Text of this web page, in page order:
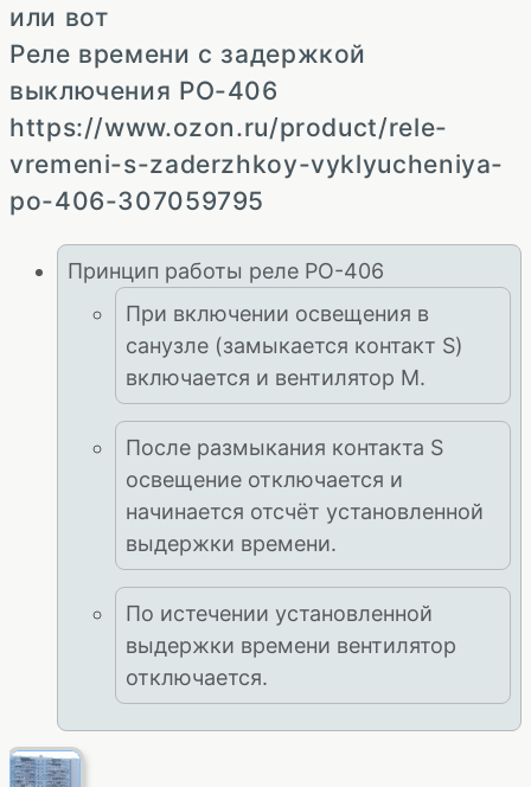
или вот
Реле времени с задержкой
выключения PO-406
https://www.ozon.ru/product/rele-
vremeni-s-zaderzhkoy-vyklyucheniya-
po-406-307059795
Принцип работы реле РО-406
При включении освещения в
санузле (замыкается контакт S)
включается и вентилятор М.
После размыкания контакта S
освещение отключается и
начинается отсчёт установленной
выдержки времени.
По истечении установленной
выдержки времени вентилятор
отключается.